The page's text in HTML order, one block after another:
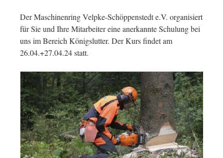
Der Maschinenring Velpke-Schöppenstedt e.V. organisiert
für Sie und Ihre Mitarbeiter eine anerkannte Schulung bei
uns im Bereich Königslutter. Der Kurs findet am
26.04.+27.04.24 statt.